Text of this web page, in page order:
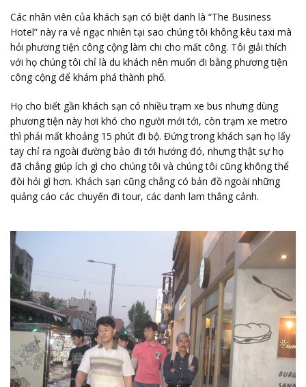
Các nhân viên của khách sạn có biệt danh là “The Business
Hotel” này ra vẻ ngạc nhiên tại sao chúng tôi không kêu taxi mà
hỏi phương tiện công cộng làm chi cho mất công. Tôi giải thích
với họ chúng tôi chỉ là du khách nên muốn đi bằng phương tiện
công cộng để khám phá thành phố.
Họ cho biết gần khách sạn có nhiều trạm xe bus nhưng dùng
phương tiện này hơi khó cho người mới tới, còn trạm xe metro
thì phải mất khoảng 15 phút đi bộ. Đứng trong khách sạn họ lấy
tay chỉ ra ngoài đường bảo đi tới hướng đó, nhưng thật sự họ
đã chẳng giúp ích gì cho chúng tôi và chúng tôi cũng không thể
đòi hỏi gì hơn. Khách sạn cũng chẳng có bản đồ ngoài những
quảng cáo các chuyến đi tour, các danh lam thắng cảnh.